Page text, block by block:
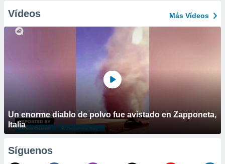
Vídeos Más Vídeos
Un enorme diablo de polvo fue avistado en Zapponeta,
Italia
Síguenos